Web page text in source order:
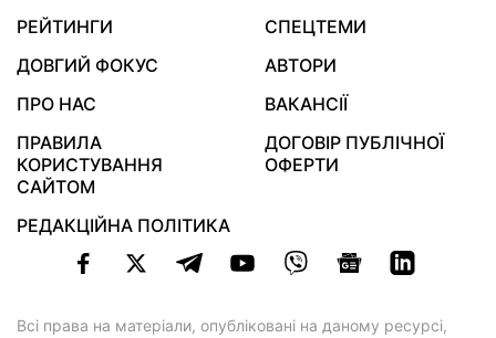
РЕЙТИНГИ
СПЕЦТЕМИ
ДОВГИЙ ФОКУС
АВТОРИ
ПРО НАС
ВАКАНСІЇ
ПРАВИЛА
КОРИСТУВАННЯ
САЙТОМ
ДОГОВІР ПУБЛІЧНОЇ
ОФЕРТИ
РЕДАКЦІЙНА ПОЛІТИКА
Всі права на матеріали, опубліковані на даному ресурсі,